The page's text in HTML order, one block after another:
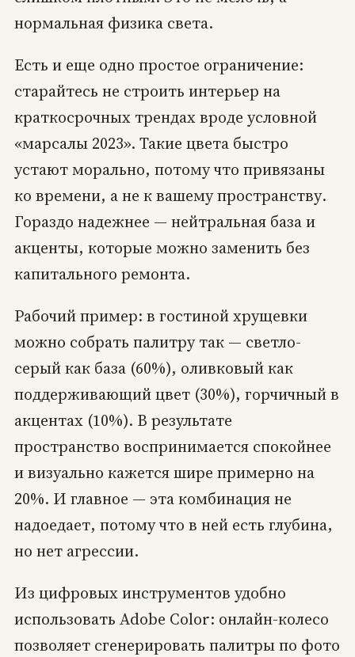
нормальная физика света.
Есть и еще одно простое ограничение:
старайтесь не строить интерьер на
краткосрочных трендах вроде условной
«марсалы 2023». Такие цвета быстро
устают морально, потому что привязаны
ко времени, а не к вашему пространству.
Гораздо надежнее — нейтральная база и
акценты, которые можно заменить без
капитального ремонта.
Рабочий пример: в гостиной хрущевки
можно собрать палитру так — светло-
серый как база (60%), оливковый как
поддерживающий цвет (30%), горчичный в
акцентах (10%). В результате
пространство воспринимается спокойнее
и визуально кажется шире примерно на
20%. И главное — эта комбинация не
надоедает, потому что в ней есть глубина,
но нет агрессии.
Из цифровых инструментов удобно
использовать Adobe Color: онлайн-колесо
позволяет сгенерировать палитры по фото